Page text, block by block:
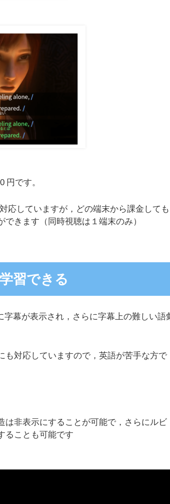
円です。
応していますが，どの端末から課金しても
きます（同時視聴は１端末のみ）
習できる
幕が表示され，さらに字幕上の難しい語
も対応していますので，英語が苦手な方で
は非表示にすることが可能で，さらにルビ
ることも可能です